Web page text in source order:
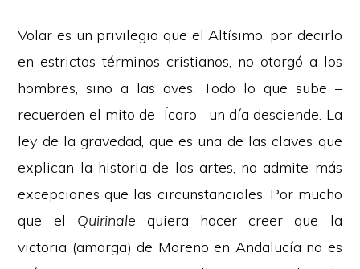
Volar es un privilegio que el Altísimo, por decirlo
en estrictos términos cristianos, no otorgó a los
hombres, sino a las aves. Todo lo que sube –
recuerden el mito de Ícaro– un día desciende. La
ley de la gravedad, que es una de las claves que
explican la historia de las artes, no admite más
excepciones que las circunstanciales. Por mucho
que el Quirinale quiera hacer creer que la
victoria (amarga) de Moreno en Andalucía no es